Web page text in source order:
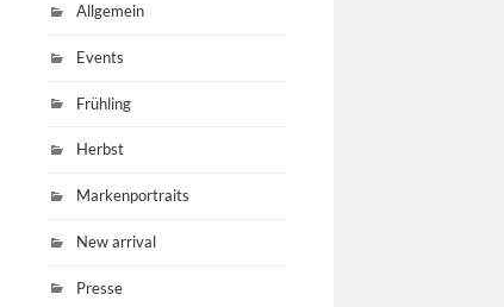
Allgemein
Events
Frühling
Herbst
Markenportraits
New arrival
Presse